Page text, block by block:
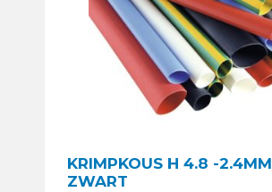
KRIMPKOUS H 4.8 -2.4MM
ZWART